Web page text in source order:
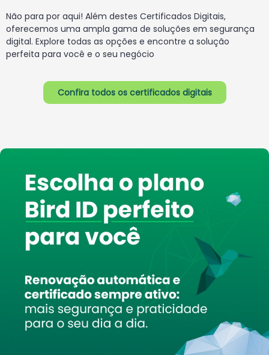
Não para por aqui! Além destes Certificados Digitais,
oferecemos uma ampla gama de soluções em segurança
digital. Explore todas as opções e encontre a solução
perfeita para você e o seu negócio
Confira todos os certificados digitais